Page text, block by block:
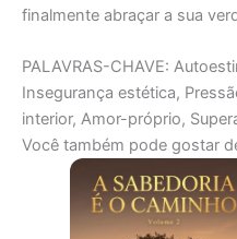
finalmente abraçar a sua
PALAVRAS-CHAVE:
Insegurança estética,
interior, Amor-próprio,
Você também pode gostar